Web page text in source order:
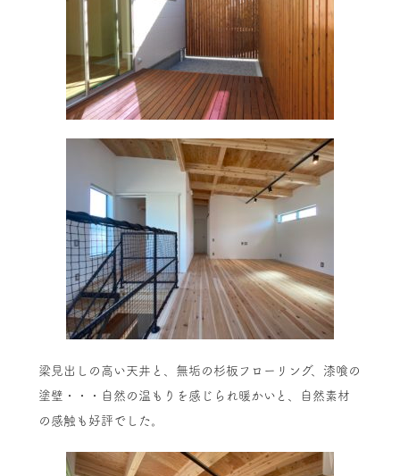
梁見出しの高い天井と、無垢の杉板フローリング、漆喰の
塗壁・・・自然の温もりを感じられ暖かいと、自然素材
の感触も好評でした。